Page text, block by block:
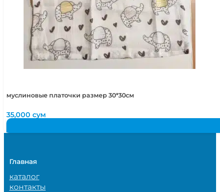
муслиновые платочки размер 30*30см
35,000сум
Главная
каталог
контакты